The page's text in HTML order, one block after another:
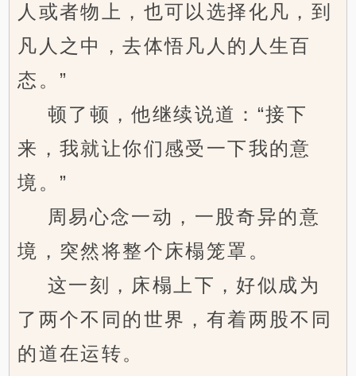
人或者物上，也可以选择化凡，到
凡人之中，去体悟凡人的人生百
态。”
顿了顿，他继续说道：“接下
来，我就让你们感受一下我的意
境。”
周易心念一动，一股奇异的意
境，突然将整个床榻笼罩。
这一刻，床榻上下，好似成为
了两个不同的世界，有着两股不同
的道在运转。